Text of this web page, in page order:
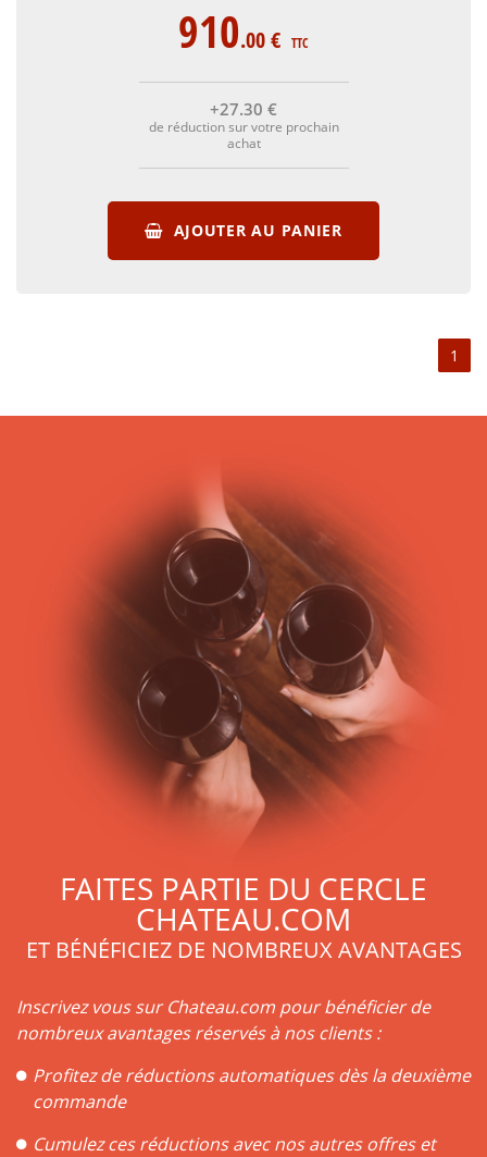
910.00€ TTC
+27.30 €
de réduction sur votre prochain
achat
AJOUTER AU PANIER
1
FAITES PARTIE DU CERCLE
CHATEAU.COM
ET BÉNÉFICIEZ DE NOMBREUX AVANTAGES
Inscrivez vous sur Chateau.com pour bénéficier de
nombreux avantages réservés à nos clients :
Profitez de réductions automatiques dès la deuxième
commande
Cumulez ces réductions avec nos autres offres et